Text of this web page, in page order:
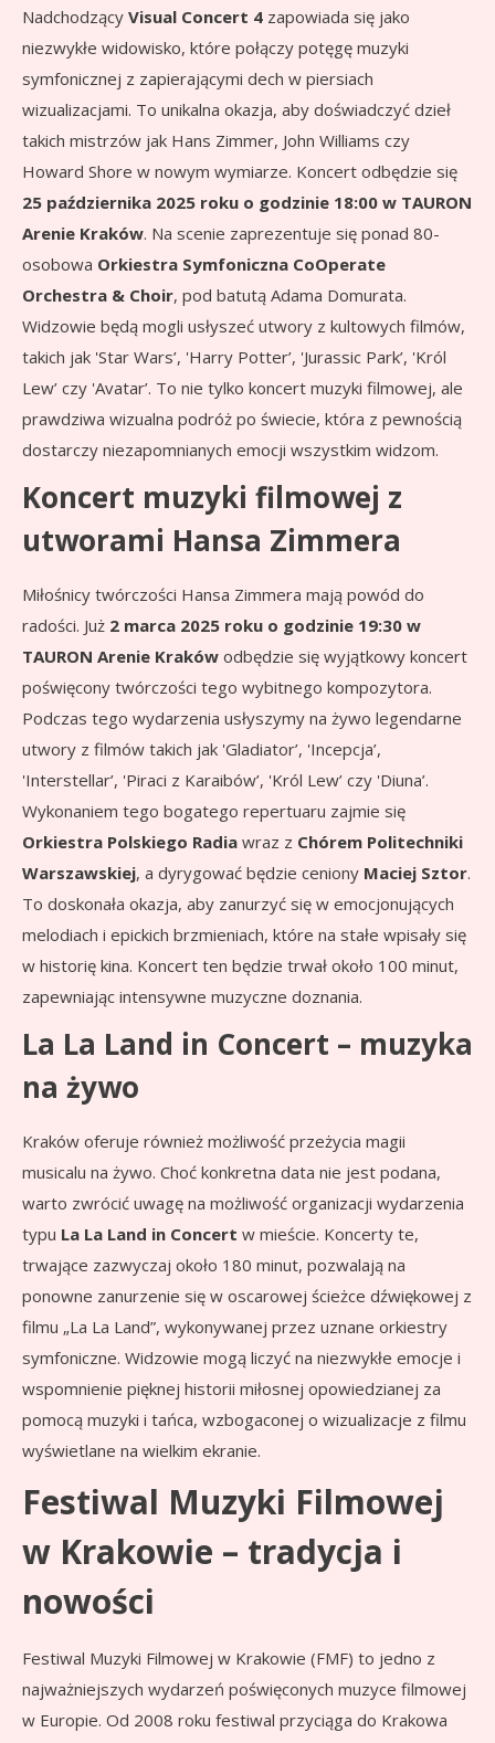
Nadchodzący Visual Concert 4 zapowiada się jako
niezwykłe widowisko, które połączy potęgę muzyki
symfonicznej z zapierającymi dech w piersiach
wizualizacjami. To unikalna okazja, aby doświadczyć dzieł
takich mistrzów jak Hans Zimmer, John Williams czy
Howard Shore w nowym wymiarze. Koncert odbędzie się
25 października 2025 roku o godzinie 18:00 w TAURON
Arenie Kraków. Na scenie zaprezentuje się ponad 80-
osobowa Orkiestra Symfoniczna CoOperate
Orchestra & Choir, pod batutą Adama Domurata.
Widzowie będą mogli usłyszeć utwory z kultowych filmów,
takich jak 'Star Wars’, 'Harry Potter’, 'Jurassic Park’, 'Król
Lew’ czy 'Avatar’. To nie tylko koncert muzyki filmowej, ale
prawdziwa wizualna podróż po świecie, która z pewnością
dostarczy niezapomnianych emocji wszystkim widzom.
Koncert muzyki filmowej z
utworami Hansa Zimmera
Miłośnicy twórczości Hansa Zimmera mają powód do
radości. Już 2 marca 2025 roku o godzinie 19:30 w
TAURON Arenie Kraków odbędzie się wyjątkowy koncert
poświęcony twórczości tego wybitnego kompozytora.
Podczas tego wydarzenia usłyszymy na żywo legendarne
utwory z filmów takich jak 'Gladiator’, 'Incepcja’,
'Interstellar’, 'Piraci z Karaibów’, 'Król Lew’ czy 'Diuna’.
Wykonaniem tego bogatego repertuaru zajmie się
Orkiestra Polskiego Radia wraz z Chórem Politechniki
Warszawskiej, a dyrygować będzie ceniony Maciej Sztor.
To doskonała okazja, aby zanurzyć się w emocjonujących
melodiach i epickich brzmieniach, które na stałe wpisały się
w historię kina. Koncert ten będzie trwał około 100 minut,
zapewniając intensywne muzyczne doznania.
La La Land in Concert – muzyka
na żywo
Kraków oferuje również możliwość przeżycia magii
musicalu na żywo. Choć konkretna data nie jest podana,
warto zwrócić uwagę na możliwość organizacji wydarzenia
typu La La Land in Concert w mieście. Koncerty te,
trwające zazwyczaj około 180 minut, pozwalają na
ponowne zanurzenie się w oscarowej ścieżce dźwiękowej z
filmu „La La Land”, wykonywanej przez uznane orkiestry
symfoniczne. Widzowie mogą liczyć na niezwykłe emocje i
wspomnienie pięknej historii miłosnej opowiedzianej za
pomocą muzyki i tańca, wzbogaconej o wizualizacje z filmu
wyświetlane na wielkim ekranie.
Festiwal Muzyki Filmowej
w Krakowie – tradycja i
nowości
Festiwal Muzyki Filmowej w Krakowie (FMF) to jedno z
najważniejszych wydarzeń poświęconych muzyce filmowej
w Europie. Od 2008 roku festiwal przyciąga do Krakowa